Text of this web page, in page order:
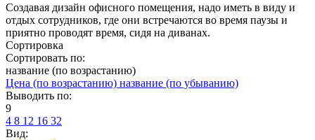
Создавая дизайн офисного помещения, надо иметь в виду и
отдых сотрудников, где они встречаются во время паузы и
приятно проводят время, сидя на диванах.
Сортировка
Сортировать по:
название (по возрастанию)
Цена (по возрастанию) название (по убыванию)
Выводить по:
9
4 8 12 16 32
Вид: